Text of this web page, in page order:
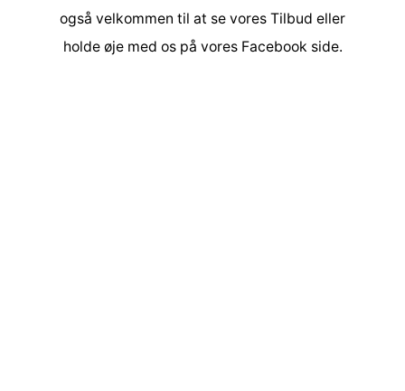
også velkommen til at se vores Tilbud eller
holde øje med os på vores Facebook side.